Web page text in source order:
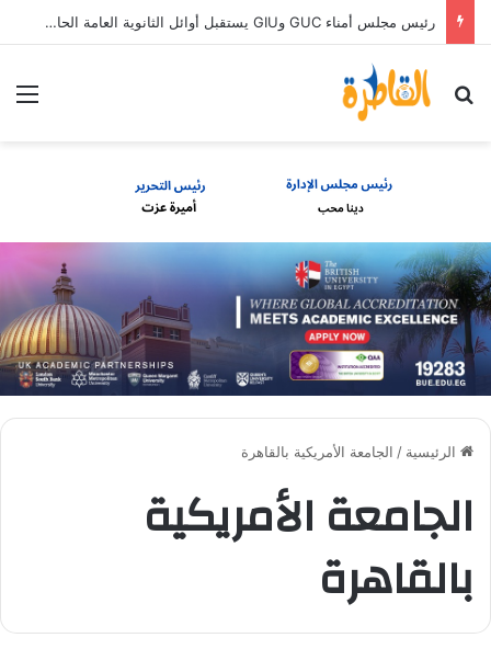
رئيس مجلس أمناء GUC وGIU يستقبل أوائل الثانوية العامة الحاصلين على منح دراسية كاملة
بحث عن
الرئيسية / الجامعة الأمريكية بالقاهرة
الجامعة الأمريكية
بالقاهرة